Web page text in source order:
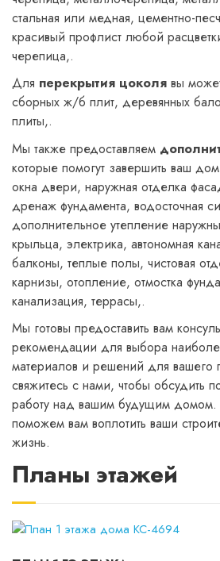
стальная или медная, цементно-
красивый профлист любой
черепица,.
Для перекрытия цоколя вы
сборных ж/б плит, деревянных
плиты,.
Мы также предоставляем
которые помогут завершить ваш
окна двери, наружная отделка
дренаж фундамента, водосточная
дополнительное утепление
крыльца, электрика, автономная
балконы, теплые полы, чистовая
карнизы, отопление, отмостка
канализация, террасы,.
Мы готовы предоставить вам
рекомендации для выбора
материалов и решений для вашего
свяжитесь с нами, чтобы обсудить
работу над вашим будущим домом.
поможем вам воплотить ваши
жизнь.
Планы этажей